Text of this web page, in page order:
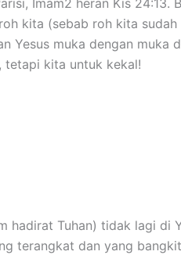
kita (sebab roh kita
Yesus muka dengan muka
tetapi kita untuk kekal!
hadirat Tuhan) tidak lagi di
terangkat dan yang